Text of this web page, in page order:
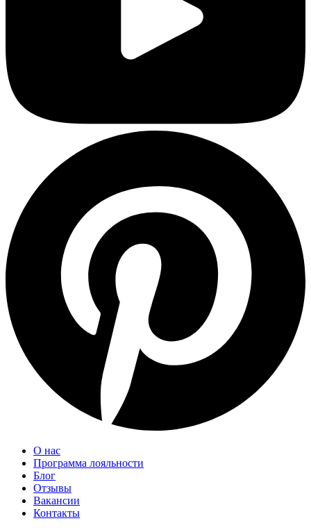
О нас
Программа лояльности
Блог
Отзывы
Вакансии
Контакты